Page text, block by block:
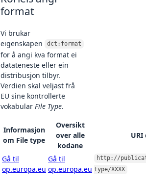
format
Vi brukar
eigenskapen
dct:format
for å angi kva format ei
datateneste eller ein
distribusjon tilbyr.
Verdien skal veljast frå
EU sine kontrollerte
vokabular File Type.
Informasjon
om File type
Oversikt
over alle
kodane
Gå til
op.europa.eu
Gå til
op.europa.eu
http://
type/XXXX